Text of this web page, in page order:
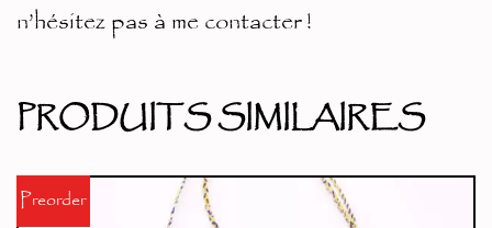
n’hésitez pas à me contacter !
PRODUITS SIMILAIRES
Preorder